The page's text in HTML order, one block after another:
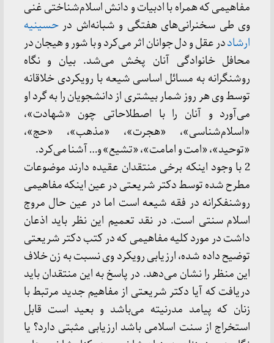
مفاهیمی که همراه با ادبیات و دانش اسلام‌شناختی غنی
وی طی سخنرانی‌های هفتگی و شبانه‌اش درحسینیه
ارشاددر عقل و دل جوانان اثر می‌کرد و با شور و هیجان در
محافل خانوادگی آنان پخش می‌شد. بیان و نگاه
روشنگرانه به مسائل اساسی شیعه با رویکردی خلاقانه
توسط وی هر روز شمار بیشتری از دانشجویان را به گرد او
می‌آورد و آنان را با اصطلاحاتی چون «شهادت»،
«اسلام‌شناسی»، «هجرت»، «مذهب»، «حج»،
«توحید»، «امت و امامت»، «تشیع» و… آشنا می‌کرد.
2 با وجود اینکه برخی منتقدان عقیده دارند موضوعات
مطرح شده توسط دکتر شریعتی در عین اینکه مفاهیمی
روشنفکرانه در فقه شیعه است اما در عین حال مروج
اسلام سنتی است. در نقد تعمیم این نظر باید اذعان
داشت در مورد کلیه مفاهیمی که در کتب دکتر شریعتی
توضیح داده شده، ارزیابی رویکرد وی نسبت به زن خلاف
این منظر را نشان می‌دهد. در پاسخ به این منتقدان باید
دریافت که آیا دکتر شریعتی از مفاهیم جدید مرتبط با
زنان که پیامد مدرنیته می‌باشد و بعید است قابل
استخراج از سنت اسلامی باشد ارزیابی مثبتی دارد؟ یا